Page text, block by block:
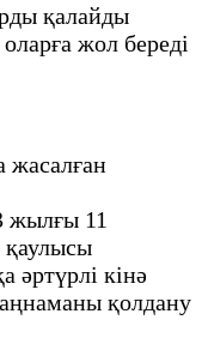
қалайды
жол береді
жылғы 11
қаулысы
кінә
қолдану